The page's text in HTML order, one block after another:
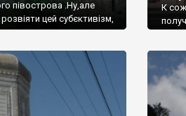
півострова .Ну,але
цей субєктивізм,
К